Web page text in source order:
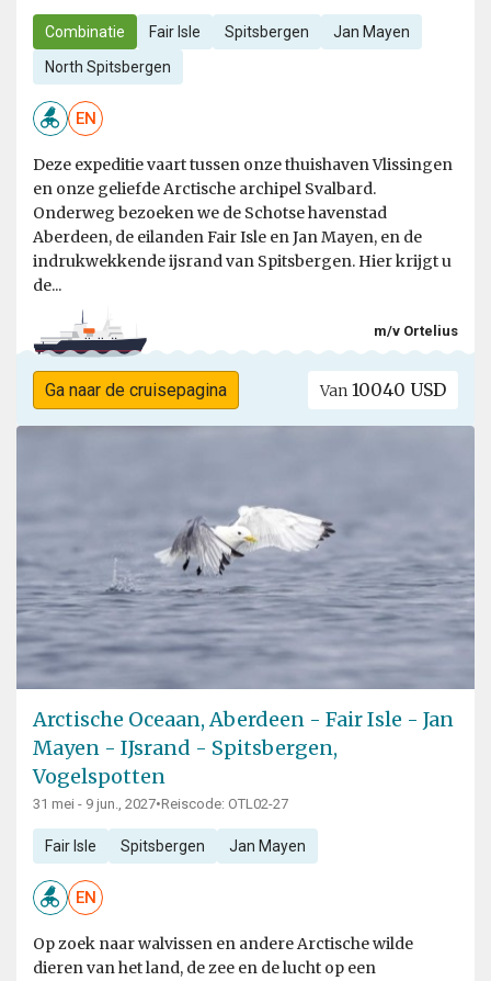
Combinatie Fair Isle Spitsbergen Jan Mayen
North Spitsbergen
EN
Deze expeditie vaart tussen onze thuishaven Vlissingen
en onze geliefde Arctische archipel Svalbard.
Onderweg bezoeken we de Schotse havenstad
Aberdeen, de eilanden Fair Isle en Jan Mayen, en de
indrukwekkende ijsrand van Spitsbergen. Hier krijgt u
de...
m/v Ortelius
Ga naar de cruisepagina Van 10040 USD
Arctische Oceaan, Aberdeen - Fair Isle - Jan
Mayen - IJsrand - Spitsbergen,
Vogelspotten
31 mei - 9 jun., 2027•Reiscode: OTL02-27
Fair Isle Spitsbergen Jan Mayen
EN
Op zoek naar walvissen en andere Arctische wilde
dieren van het land, de zee en de lucht op een